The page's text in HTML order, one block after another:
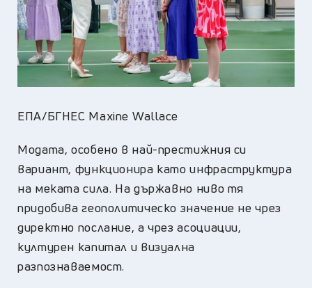
ЕПА/БГНЕС Maxine Wallace
Модата, особено в най-престижния си
вариант, функционира като инфраструктура
на меката сила. На държавно ниво тя
придобива геополитическо значение не чрез
директно послание, а чрез асоциации,
културен капитал и визуална
разпознаваемост.